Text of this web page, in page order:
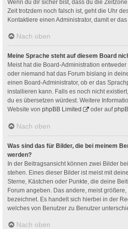
Wenn du dir sicher bist, dass du die
Zeit trotzdem noch falsch ist, geht die Uhr
Kontaktiere einen Administrator, damit er
Nach oben
Meine Sprache steht auf diesem Board
Meist hat die Board-Administration
oder niemand hat das Forum bislang in
einen Board-Administrator, ob er das
installieren kann. Falls es noch nicht
du es übersetzen würdest. Weitere
Website von phpBB Limited oder auf
Nach oben
Was sind das für Bilder, die bei meinem
werden?
In der Beitragsansicht können zwei Bilder
stehen. Eines dieser Bilder ist meist mit
Sterne, Kästchen oder Punkte, die deine
Forum angeben. Das andere, meist größere,
bezeichnet. Es handelt sich hierbei in der
welches von Benutzer zu Benutzer
Nach oben